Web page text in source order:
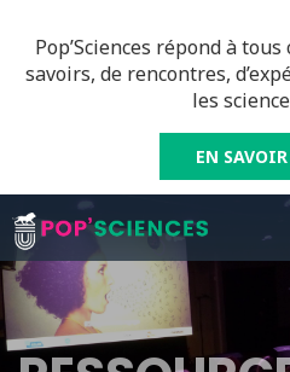
Pop’Sciences répond à
savoirs, de rencontres,
les
EN